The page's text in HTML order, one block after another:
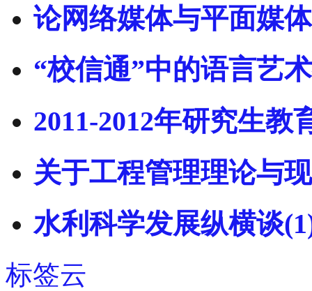
论网络媒体与平面媒
“校信通”中的语言艺
2011-2012年研究生
关于工程管理理论与
水利科学发展纵横谈
标签云